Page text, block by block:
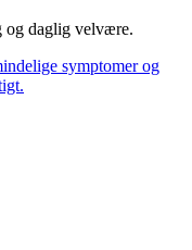
og daglig velvære.
symptomer og